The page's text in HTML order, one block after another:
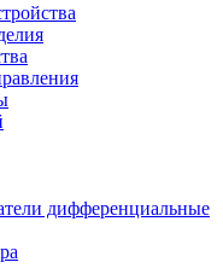
дифференциальные